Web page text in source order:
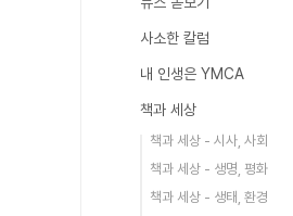
사소한 칼럼
내 인생은 YMCA
책과 세상
책과 세상 - 시사, 사회
책과 세상 - 생명, 평화
책과 세상 - 생태, 환경